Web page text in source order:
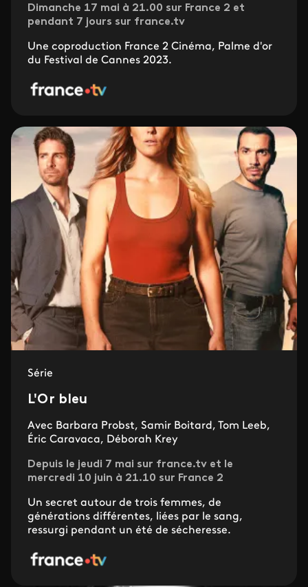
Dimanche 17 mai à 21.00 sur France 2 et
pendant 7 jours sur france.tv
Une coproduction France 2 Cinéma, Palme d'or
du Festival de Cannes 2023.
Série
L'Or bleu
Avec Barbara Probst, Samir Boitard, Tom Leeb,
Éric Caravaca, Déborah Krey
Depuis le jeudi 7 mai sur france.tv et le
mercredi 10 juin à 21.10 sur France 2
Un secret autour de trois femmes, de
générations différentes, liées par le sang,
ressurgi pendant un été de sécheresse.